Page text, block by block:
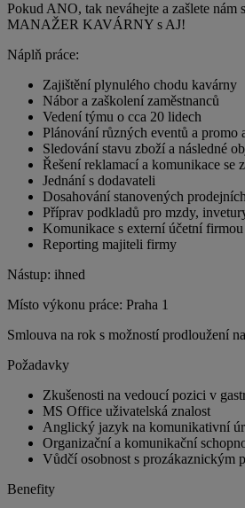
Pokud ANO, tak neváhejte a zašlete nám
MANAŽER KAVÁRNY s AJ!
Náplň práce:
Zajištění plynulého chodu kavárny
Nábor a zaškolení zaměstnanců
Vedení týmu o cca 20 lidech
Plánování různých eventů a promo
Sledování stavu zboží a následné
Řešení reklamací a komunikace se
Jednání s dodavateli
Dosahování stanovených
Příprav podkladů pro mzdy,
Komunikace s externí účetní firmou
Reporting majiteli firmy
Nástup: ihned
Místo výkonu práce: Praha 1
Smlouva na rok s možností prodloužení
Požadavky
Zkušenosti na vedoucí pozici v
MS Office uživatelská znalost
Anglický jazyk na komunikativní
Organizační a komunikační
Vůdčí osobnost s prozákaznickým
Benefity